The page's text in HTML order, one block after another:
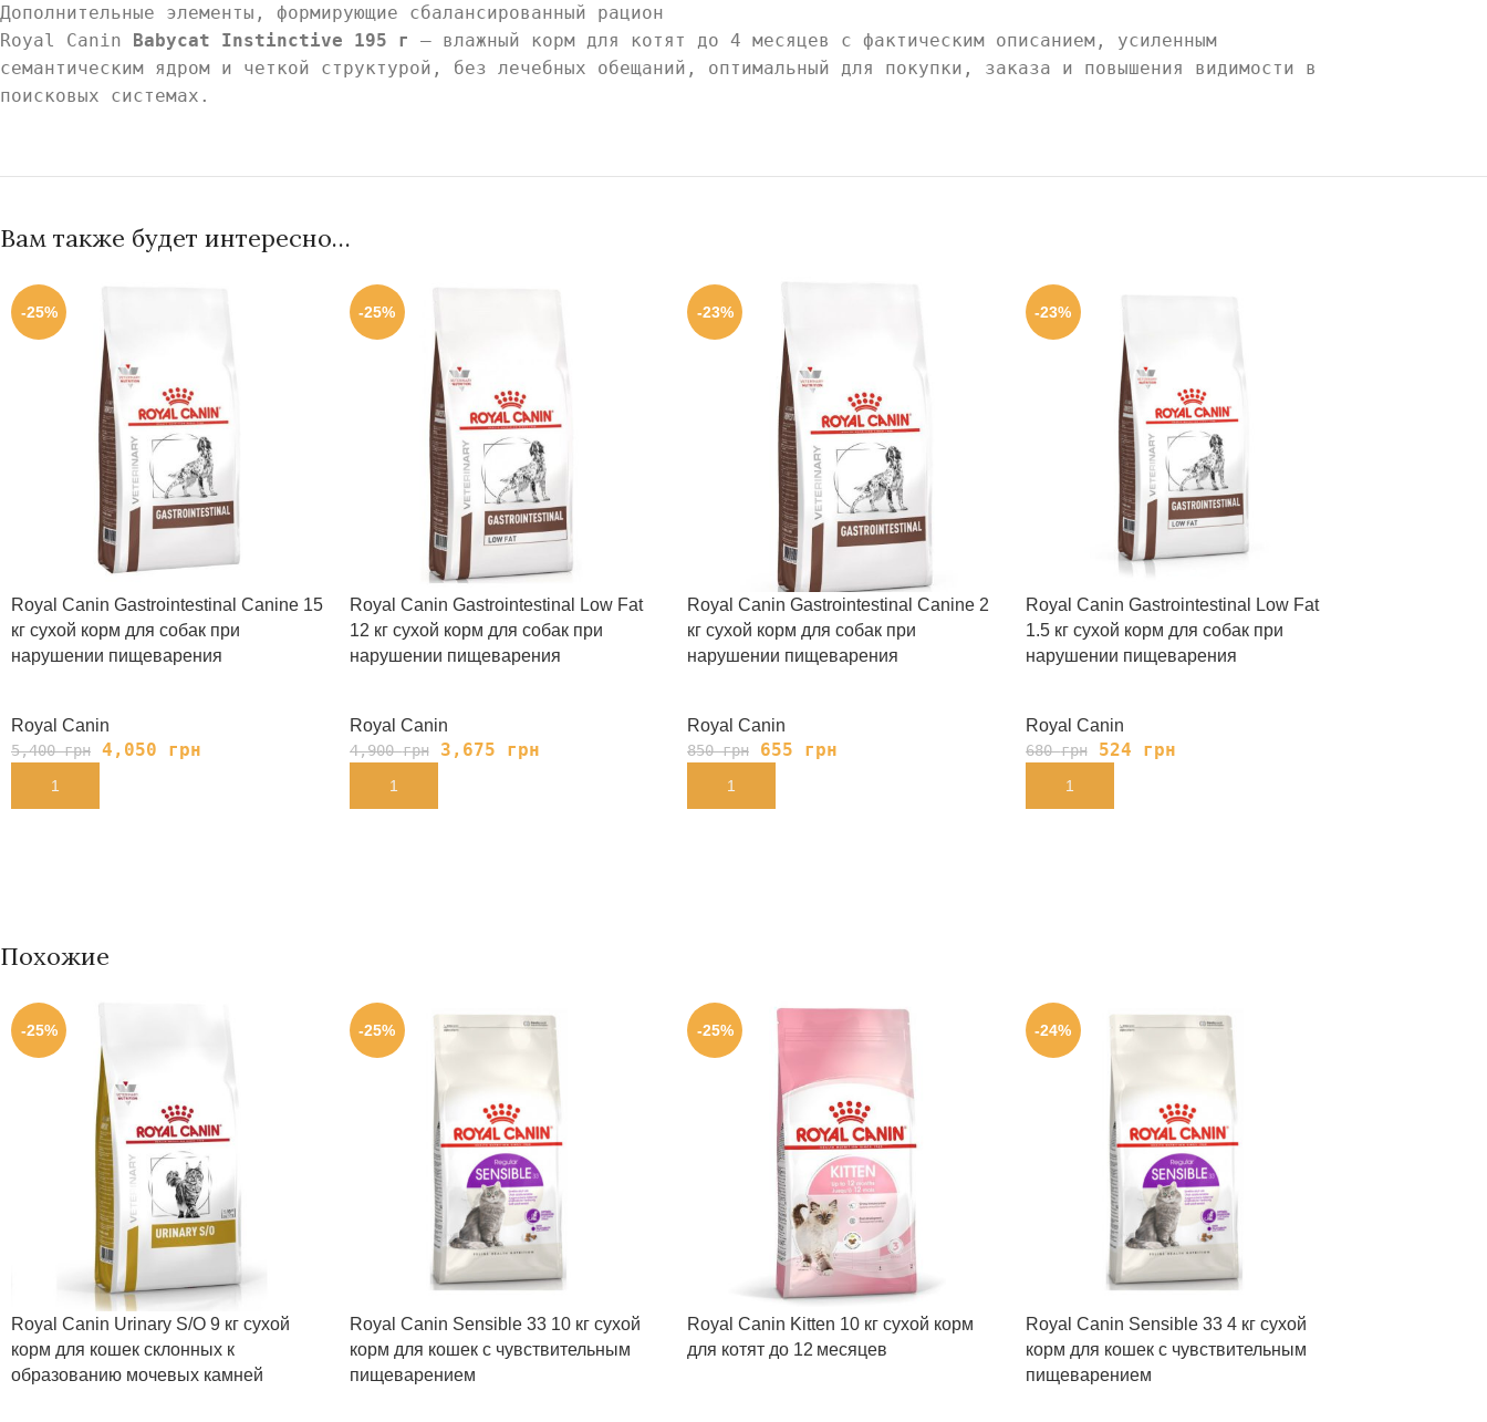
Дополнительные элементы, формирующие сбалансированный рацион
Royal Canin Babycat Instinctive 195 г
— влажный корм для котят до 4 месяцев с фактическим описанием, усиленным
семантическим ядром и четкой структурой, без лечебных обещаний, оптимальный для покупки, заказа и повышения видимости в
поисковых системах.
Вам также будет интересно…
-25%
Royal Canin Gastrointestinal Canine 15
кг сухой корм для собак при
нарушении пищеварения
Royal Canin
5,400грн 4,050 грн
В КОРЗИНУ
-25%
Royal Canin Gastrointestinal Low Fat
12 кг сухой корм для собак при
нарушении пищеварения
Royal Canin
4,900грн 3,675 грн
В КОРЗИНУ
-23%
Royal Canin Gastrointestinal Canine 2
кг сухой корм для собак при
нарушении пищеварения
Royal Canin
850грн 655 грн
В КОРЗИНУ
-23%
Royal Canin Gastrointestinal Low Fat
1.5 кг сухой корм для собак при
нарушении пищеварения
Royal Canin
680грн 524 грн
В КОРЗИНУ
Похожие
-25%
Royal Canin Urinary S/O 9 кг сухой
корм для кошек склонных к
образованию мочевых камней
-25%
Royal Сanin Sensible 33 10 кг сухой
корм для кошек с чувствительным
пищеварением
-25%
Royal Canin Kitten 10 кг сухой корм
для котят до 12 месяцев
-24%
Royal Сanin Sensible 33 4 кг сухой
корм для кошек с чувствительным
пищеварением